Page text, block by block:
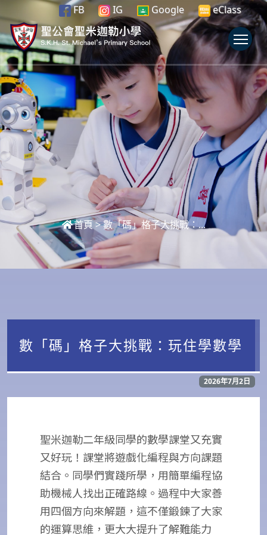
FB IG Google eClass
首頁>數「碼」格子大挑戰：...
數「碼」格子大挑戰：玩住學數學
2026年7月2日
聖米迦勒二年級同學的數學課堂又充實
又好玩！課堂將遊戲化編程與方向課題
結合。同學們實踐所學，用簡單編程協
助機械人找出正確路線。過程中大家善
用四個方向來解題，這不僅鍛鍊了大家
的運算思維，更大大提升了解難能力